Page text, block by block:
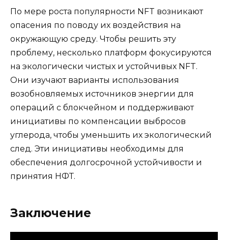
По мере роста популярности NFT возникают
опасения по поводу их воздействия на
окружающую среду. Чтобы решить эту
проблему, несколько платформ фокусируются
на экологически чистых и устойчивых NFT.
Они изучают варианты использования
возобновляемых источников энергии для
операций с блокчейном и поддерживают
инициативы по компенсации выбросов
углерода, чтобы уменьшить их экологический
след. Эти инициативы необходимы для
обеспечения долгосрочной устойчивости и
принятия НФТ.
Заключение